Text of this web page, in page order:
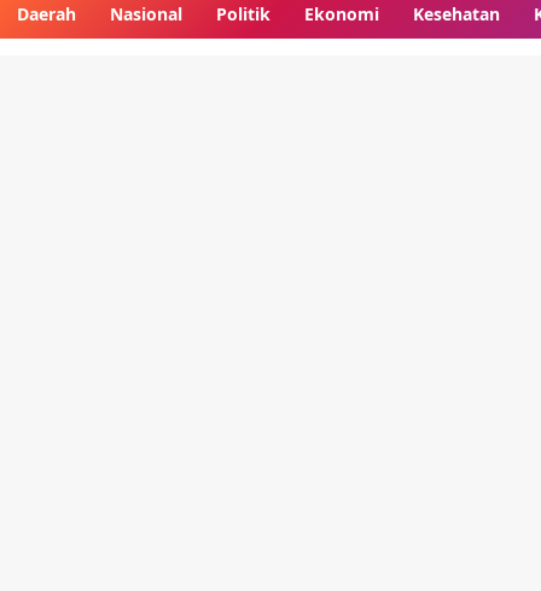
Daerah Nasional Politik Ekonomi Kesehatan